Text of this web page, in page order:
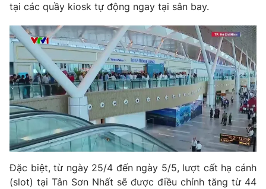
Photo Infographic
Video Shorts video
VTV Money VTV Thể thao
VTV Sức khoẻ Bất động sản
Thị trường 24h Tấm lòng Việt
tại các quầy kiosk tự động ngay tại sân bay.
Đặc biệt, từ ngày 25/4 đến ngày 5/5, lượt cất hạ cánh
(slot) tại Tân Sơn Nhất sẽ được điều chỉnh tăng từ 44